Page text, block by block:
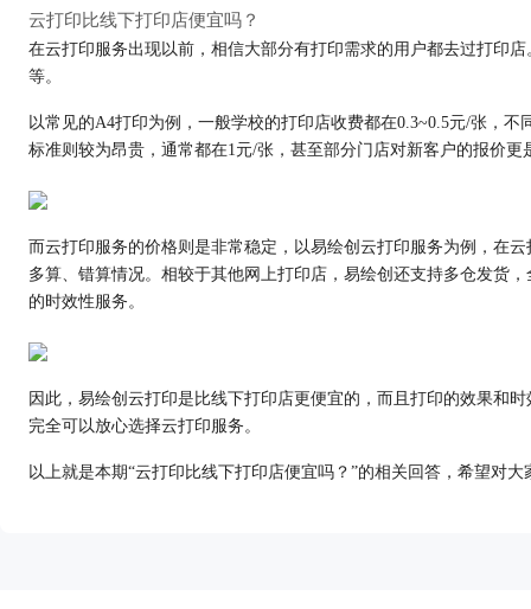
云打印比线下打印店便宜吗？
在云打印服务出现以前，相信大部分有打印需求的用户都去过打印
等。
以常见的A4打印为例，一般学校的打印店收费都在0.3~0.5元/张，
标准则较为昂贵，通常都在1元/张，甚至部分门店对新客户的报价
而云打印服务的价格则是非常稳定，以易绘创云打印服务为例，在
多算、错算情况。相较于其他网上打印店，易绘创还支持多仓发货
的时效性服务。
因此，易绘创云打印是比线下打印店更便宜的，而且打印的效果和
完全可以放心选择云打印服务。
以上就是本期“云打印比线下打印店便宜吗？”的相关回答，希望对大